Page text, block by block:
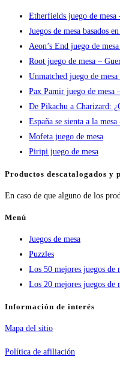
Etherfields juego de mesa
Juegos de mesa basados
Aeon’s End juego de
Root juego de mesa –
Unmatched juego de
Pax Pamir juego de
De Pikachu a Charizard:
España se sienta a la
Mofeta juego de mesa
Piripi juego de mesa
Productos descatalogados y
En caso de que alguno de los
Menú
Juegos de mesa
Puzzles
Los 50 mejores juegos de
Los 20 mejores juegos de
Información de interés
Mapa del sitio
Política de afiliación